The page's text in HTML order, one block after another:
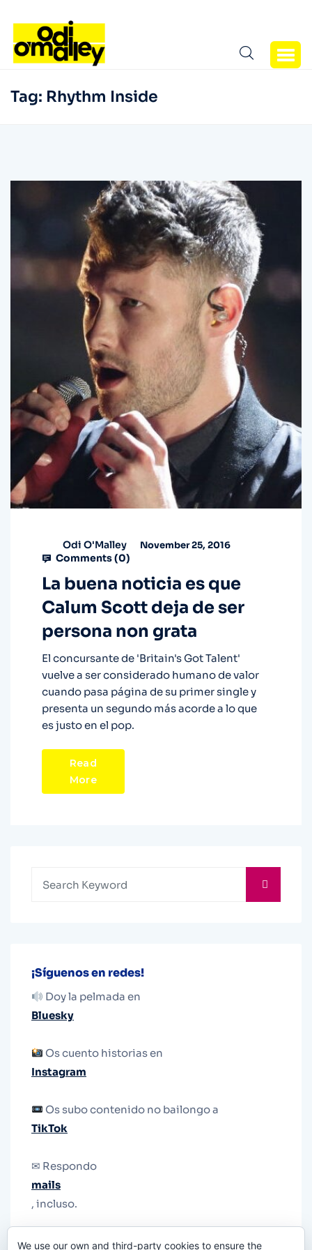
Tag: Rhythm Inside
Odi O'Malley November 25, 2016
Comments (0)
La buena noticia es que
Calum Scott deja de ser
persona non grata
El concursante de 'Britain's Got Talent'
vuelve a ser considerado humano de valor
cuando pasa página de su primer single y
presenta un segundo más acorde a lo que
es justo en el pop.
Read
More
¡Síguenos en redes!
Doy la pelmada en
Bluesky
Os cuento historias en
Instagram
Os subo contenido no bailongo a
TikTok
✉ Respondo
mails
, incluso.
We use our own and third-party cookies to ensure the